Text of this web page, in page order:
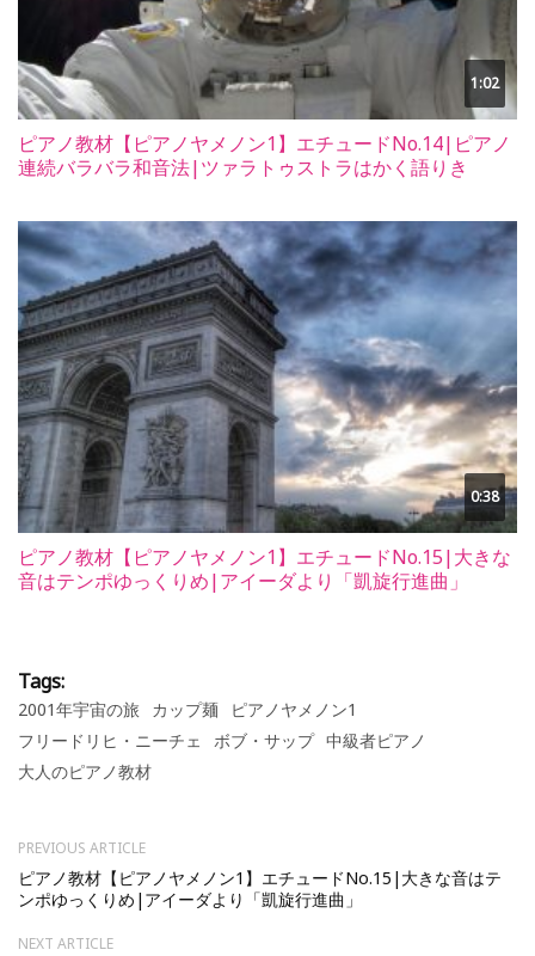
1:02
ピアノ教材【ピアノヤメノン1】エチュードNo.14|ピアノ
連続バラバラ和音法|ツァラトゥストラはかく語りき
0:38
ピアノ教材【ピアノヤメノン1】エチュードNo.15|大きな
音はテンポゆっくりめ|アイーダより「凱旋行進曲」
Tags:
2001年宇宙の旅 カップ麺
ピアノヤメノン1
フリードリヒ・ニーチェ
ボブ・サップ 中級者ピアノ
大人のピアノ教材
PREVIOUS ARTICLE
ピアノ教材【ピアノヤメノン1】エチュードNo.15|大きな音はテ
ンポゆっくりめ|アイーダより「凱旋行進曲」
NEXT ARTICLE